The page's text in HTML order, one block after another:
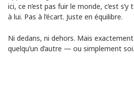
ici, ce n’est pas fuir le monde, c’est
à lui. Pas à l’écart. Juste en équilibre.
Ni dedans, ni dehors. Mais
quelqu’un d’autre — ou simplement soi.